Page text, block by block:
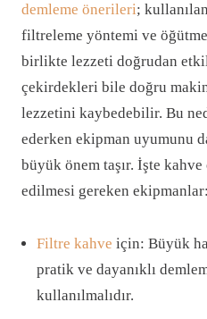
demleme önerileri;
filtreleme yöntemi ve
birlikte lezzeti doğrudan
çekirdekleri bile doğru
lezzetini kaybedebilir. Bu
ederken ekipman uyumunu
büyük önem taşır. İşte
edilmesi gereken ekipmanlar:
Filtre kahve için: Büyük
pratik ve dayanıklı
kullanılmalıdır.